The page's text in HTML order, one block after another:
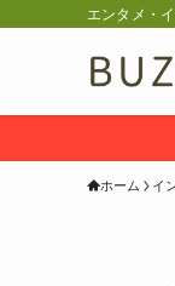
エンタメ・
ホーム イ